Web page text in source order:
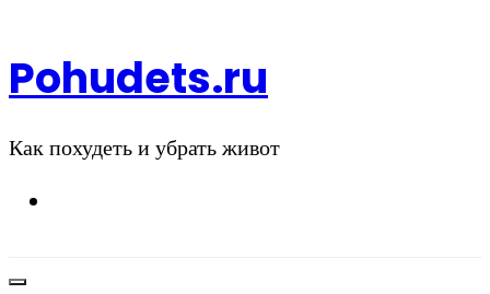
к
содержимому
Pohudets.ru
Как похудеть и убрать живот